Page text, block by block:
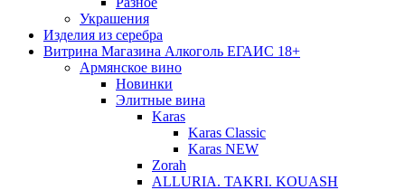
Украшения
Изделия из серебра
Витрина Магазина Алкоголь ЕГАИС 18+
Армянское вино
Новинки
Элитные вина
Karas
Karas Classic
Karas NEW
Zorah
ALLURIA. TAKRI. KOUASH